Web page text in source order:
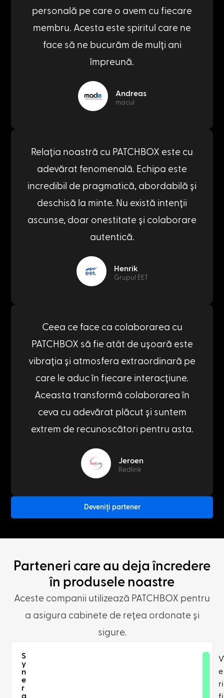
personală pe care o avem cu fiecare
membru. Acesta este spiritul care ne
face să ne bucurăm de mulți ani
împreună.
Andreas
macul
Relația noastră cu PATCHBOX este cu
adevărat fenomenală. Echipa este
incredibil de pragmatică, abordabilă și
deschisă la minte. Nu există intenții
ascunse, doar onestitate și colaborare
autentică.
Henrik
Grupul EET
Ceea ce face ca colaborarea cu
PATCHBOX să fie atât de ușoară este
vibrația și atmosfera extraordinară pe
care le aduc în fiecare interacțiune.
Aceasta transformă colaborarea în
ceva cu adevărat plăcut și suntem
extrem de recunoscători pentru asta.
Jeroen
Redlink
Deveniți partener
Parteneri care au deja încredere
în produsele noastre
Aceste companii utilizează PATCHBOX pentru
a asigura cabinete de rețea ordonate și
sigure.
S
y
n
e
r
g
V
e
ri